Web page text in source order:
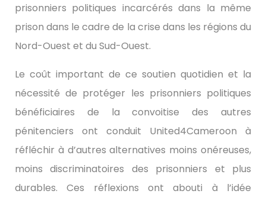
prisonniers politiques incarcérés dans la même
prison dans le cadre de la crise dans les régions du
Nord-Ouest et du Sud-Ouest.
Le coût important de ce soutien quotidien et la
nécessité de protéger les prisonniers politiques
bénéficiaires de la convoitise des autres
pénitenciers ont conduit United4Cameroon à
réfléchir à d’autres alternatives moins onéreuses,
moins discriminatoires des prisonniers et plus
durables. Ces réflexions ont abouti à l’idée